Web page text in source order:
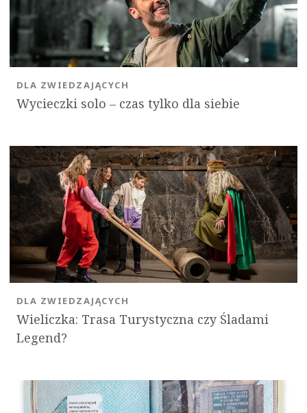
Wycieczki solo ‒ czas tylko dla siebie
DLA ZWIEDZAJĄCYCH
Wieliczka: Trasa Turystyczna czy Śladami
Legend?
DLA ZWIEDZAJĄCYCH